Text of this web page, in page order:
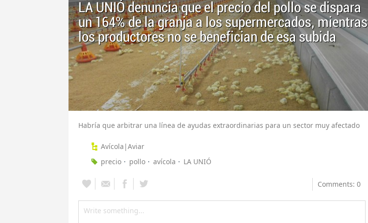
LA UNIÓ denuncia que el precio del pollo se dispara
un 164% de la granja a los supermercados, mientras
los productores no se benefician de esa subida
Habría que arbitrar una línea de ayudas extraordinarias para un sector muy afectado
Avícola|Aviar
precio
pollo avícola LA UNIÓ
Comments: 0